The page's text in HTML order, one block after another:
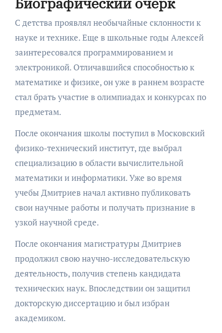
С детства проявлял необычайные склонности к
науке и технике. Еще в школьные годы Алексей
заинтересовался программированием и
электроникой. Отличавшийся способностью к
математике и физике, он уже в раннем возрасте
стал брать участие в олимпиадах и конкурсах по
предметам.
После окончания школы поступил в Московский
физико-технический институт, где выбрал
специализацию в области вычислительной
математики и информатики. Уже во время
учебы Дмитриев начал активно публиковать
свои научные работы и получать признание в
узкой научной среде.
После окончания магистратуры Дмитриев
продолжил свою научно-исследовательскую
деятельность, получив степень кандидата
технических наук. Впоследствии он защитил
докторскую диссертацию и был избран
академиком.